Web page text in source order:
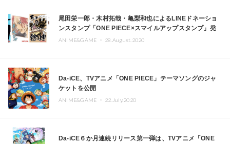
尾田栄一郎・木村拓哉・亀梨和也によるLINEドネーショ
ンスタンプ「ONE PIECE×スマイルアップスタンプ」発
売開始
ANIME&GAME ・ 28.August.2020
Da-iCE、TVアニメ「ONE PIECE」テーマソングのジャ
ケットを公開
ANIME&GAME ・ 22.July.2020
Da-iCE６か月連続リリース第一弾は、TVアニメ「ONE